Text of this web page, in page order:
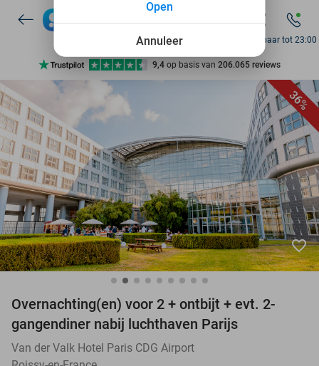
7 dagen per week beschikbaar
10+ miljoen leden
9,4 op basis van 206.065 reviews
7 dagen per week beschikbaar
10+ miljoen leden
Bereikbaar tot 23:00
36%
favorite_border
Overnachting(en) voor 2 + ontbijt + evt. 2-
gangendiner nabij luchthaven Parijs
Van der Valk Hotel Paris CDG Airport
Annuleer
Open